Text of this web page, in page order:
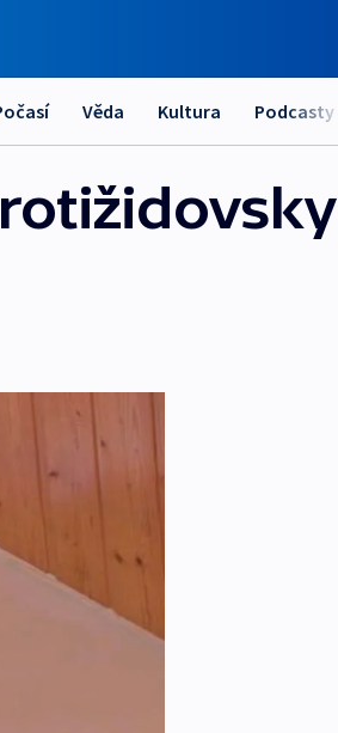
Věda Kultura Podcasty